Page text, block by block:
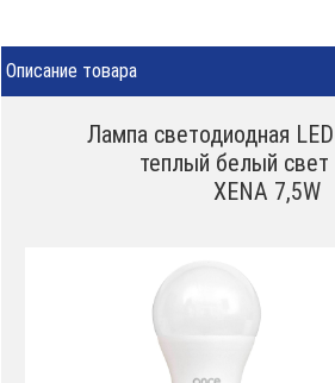
Описание товара
Лампа светодиодная
теплый белый свет
XENA 7,5W